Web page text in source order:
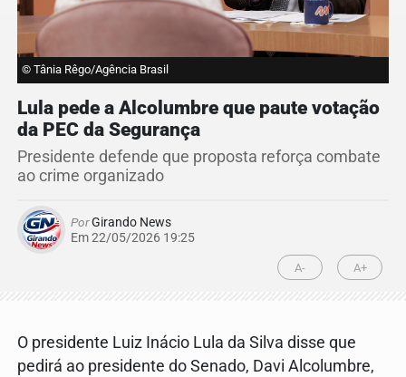
© Tânia Rêgo/Agência Brasil
Lula pede a Alcolumbre que paute votação
da PEC da Segurança
Presidente defende que proposta reforça combate
ao crime organizado
PorGirando News
Em 22/05/2026 19:25
A- A+
O presidente Luiz Inácio Lula da Silva disse que
pedirá ao presidente do Senado, Davi Alcolumbre,